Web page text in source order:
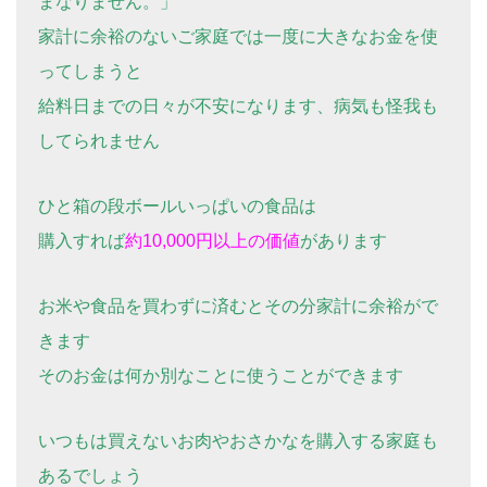
家計に余裕のないご家庭では一度に大きなお金を使
ってしまうと
給料日までの日々が不安になります、病気も怪我も
してられません
ひと箱の段ボールいっぱいの食品は
購入すれば約10,000円以上の価値があります
お米や食品を買わずに済むとその分家計に余裕がで
きます
そのお金は何か別なことに使うことができます
いつもは買えないお肉やおさかなを購入する家庭も
あるでしょう